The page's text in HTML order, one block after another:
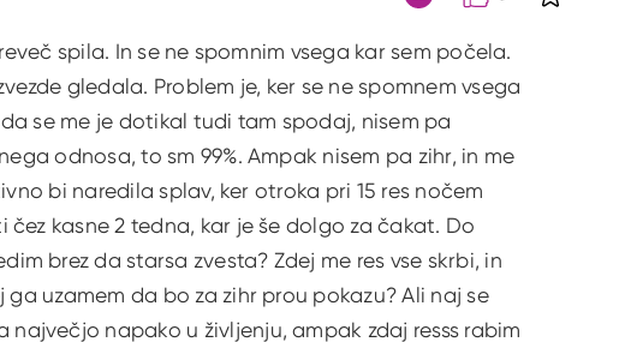
spila. In se ne spomnim vsega kar sem počela.
gledala. Problem je, ker se ne spomnem vsega
se me je dotikal tudi tam spodaj, nisem pa
odnosa, to sm 99%. Ampak nisem pa zihr, in me
bi naredila splav, ker otroka pri 15 res nočem
kasne 2 tedna, kar je še dolgo za čakat. Do
brez da starsa zvesta? Zdej me res vse skrbi, in
uzamem da bo za zihr prou pokazu? Ali naj se
napako u življenju, ampak zdaj resss rabim